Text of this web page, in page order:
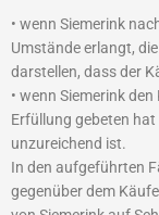
• wenn Siemerink
Umstände erlangt,
darstellen, dass der
• wenn Siemerink
Erfüllung gebeten
unzureichend ist.
In den aufgeführten
gegenüber dem